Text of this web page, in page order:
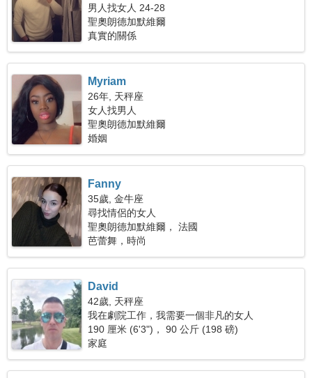
男人找女人 24-28
聖奧朗德加默維爾
真實的關係
Myriam
26年, 天秤座
女人找男人
聖奧朗德加默維爾
婚姻
Fanny
35歲, 金牛座
尋找情侶的女人
聖奧朗德加默維爾， 法國
芭蕾舞，時尚
David
42歲, 天秤座
我在劇院工作，我需要一個非凡的女人
190 厘米 (6'3")， 90 公斤 (198 磅)
家庭